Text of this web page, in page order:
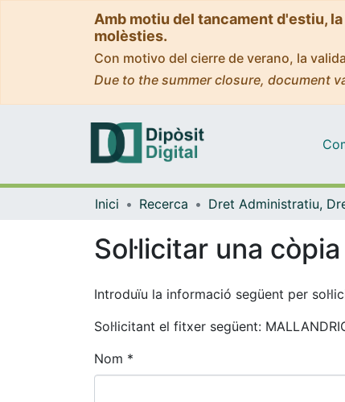
Amb motiu del tancament d'estiu,
molèsties.
Con motivo del cierre de verano, la
Due to the summer closure, document
Inici Recerca
Sol·licitar una
Introduïu la informació següent per
Sol·licitant el fitxer següent:
Nom *